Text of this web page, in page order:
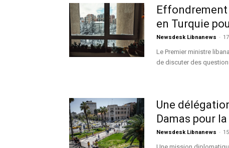
Effondrement
en Turquie
Newsdesk Libnanews -
Le Premier ministre
de discuter des
Une
Damas pour
Newsdesk Libnanews -